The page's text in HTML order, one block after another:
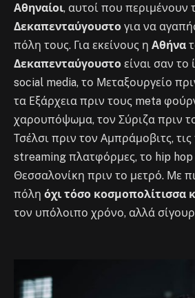
Αθηναίοι, αυτοί που περιμένουν
Δεκαπενταύγουστο για να
πόλη τους. Για εκείνους η Αθήνα
Δεκαπενταύγουστο είναι σαν το
social media, το Μεταξουργείο
τα Εξάρχεια πριν τους meta
χαρουπόψωμα, τον Σύριζα πριν
Τσέλσι πριν τον Αμπράμοβιτς, τις
streaming πλατφόρμες, το hip hop
Θεσσαλονίκη πριν το μετρό. Με
πόλη όχι τόσο κοσμοπολίτισσα
τον υπόλοιπο χρόνο, αλλά